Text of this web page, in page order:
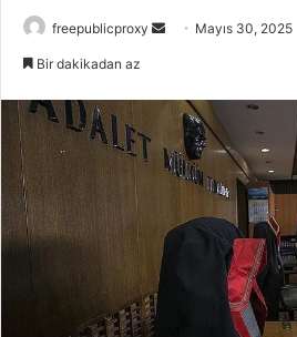
freepublicproxy
Bir
göndermek
Mayıs 30, 2025
Bir dakikadan az